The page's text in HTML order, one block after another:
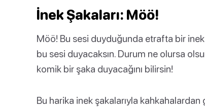
İnek Şakaları: Möö!
Möö! Bu sesi duyduğunda etrafta bir inek
bu sesi duyacaksın. Durum ne olursa
komik bir şaka duyacağını bilirsin!
Bu harika inek şakalarıyla